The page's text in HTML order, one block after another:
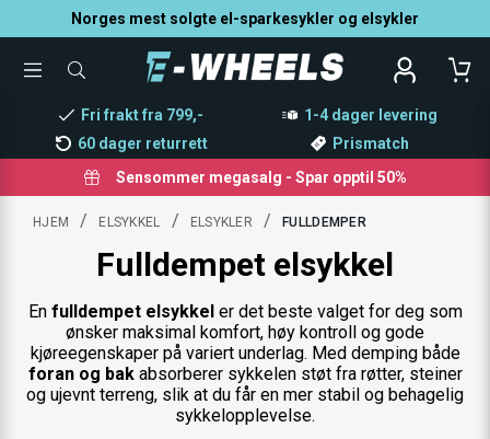
Norges mest solgte el-sparkesykler og elsykler
TOGGLESØK
KATEGORI,
Fri frakt fra 799,-
1-4 dager levering
60 dager returrett
Prismatch
Sensommer megasalg - Spar opptil 50%
HJEM / ELSYKKEL / ELSYKLER / FULLDEMPER
Fulldempet elsykkel
En fulldempet elsykkeler det beste valget for deg som
ønsker maksimal komfort, høy kontroll og gode
kjøreegenskaper på variert underlag. Med demping både
foran og bakabsorberer sykkelen støt fra røtter, steiner
og ujevnt terreng, slik at du får en mer stabil og behagelig
sykkelopplevelse.